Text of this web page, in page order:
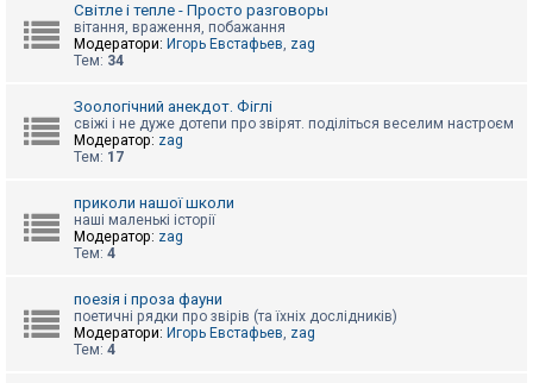
Світле і тепле - Просто разговоры
вітання, враження, побажання
Модератори: Игорь Евстафьев, zag
Тем: 34
Зоологічний анекдот. Фіглі
свіжі і не дуже дотепи про звірят. поділіться веселим настроєм
Модератор: zag
Тем: 17
приколи нашої школи
наші маленькі історії
Модератор: zag
Тем: 4
поезія і проза фауни
поетичні рядки про звірів (та їхніх дослідників)
Модератори: Игорь Евстафьев, zag
Тем: 4